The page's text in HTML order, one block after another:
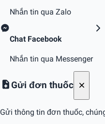
Nhắn tin qua Zalo
Chat Facebook
Nhắn tin qua Messenger
Gửi đơn thuốc
Gửi thông tin đơn thuốc,